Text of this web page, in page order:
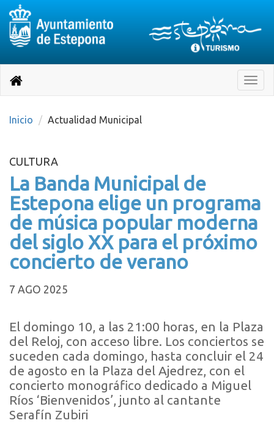
página
Toggle
Destino:
Volver
inicio
Inicio Actualidad Municipal
CULTURA
La Banda Municipal de
Estepona elige un programa
de música popular moderna
del siglo XX para el próximo
concierto de verano
7 AGO 2025
El domingo 10, a las 21:00 horas, en la Plaza
del Reloj, con acceso libre. Los conciertos se
suceden cada domingo, hasta concluir el 24
de agosto en la Plaza del Ajedrez, con el
concierto monográfico dedicado a Miguel
Ríos ‘Bienvenidos’, junto al cantante
Serafín Zubiri